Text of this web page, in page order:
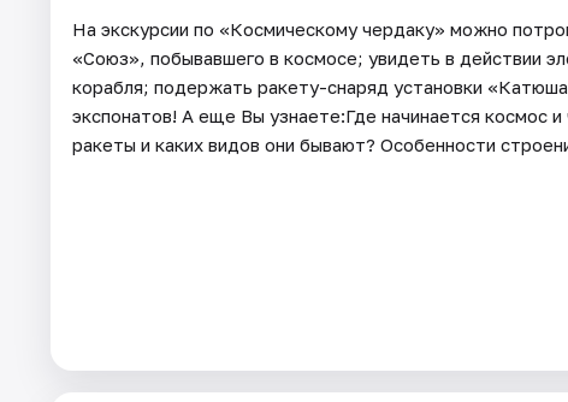
На экскурсии по «Космическому чердаку» можно
«Союз», побывавшего в космосе; увидеть в действии
корабля; подержать ракету-снаряд установки
экспонатов! А еще Вы узнаете:Где начинается космос
ракеты и каких видов они бывают? Особенности